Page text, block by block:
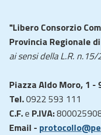
"Libero Consorzio
Provincia Regionale
ai sensi della L.R.
Piazza Aldo Moro, 1 -
Tel.0922 593 111
C.F.e P.IVA:
Email -